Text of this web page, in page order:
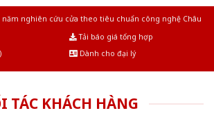
nghiên cứu cửa theo tiêu chuẩn công nghệ Châu
Tải báo giá tổng hợp
Dành cho đại lý
TÁC KHÁCH HÀNG